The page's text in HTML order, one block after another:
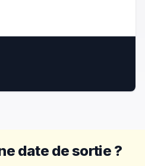
date de sortie ?